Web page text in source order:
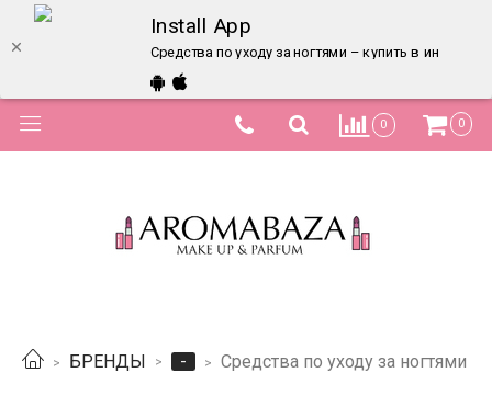
Install App
Средства по уходу за ногтями – купить в
0 0
БРЕНДЫ - Средства по уходу за ногтями